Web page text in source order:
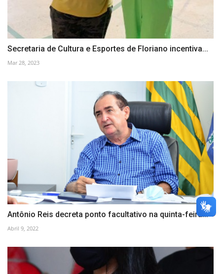
Secretaria de Cultura e Esportes de Floriano incentiva...
Mar 28, 2023
Antônio Reis decreta ponto facultativo na quinta-feira...
Abril 9, 2022